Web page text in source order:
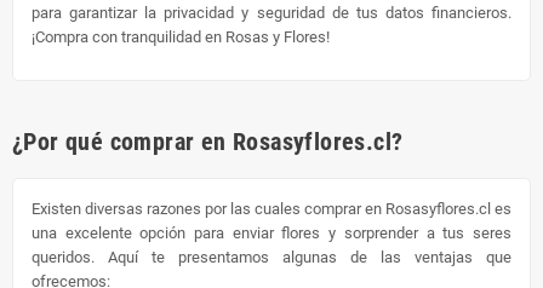
para garantizar la privacidad y seguridad de tus datos financieros.
¡Compra con tranquilidad en Rosas y Flores!
¿Por qué comprar en Rosasyflores.cl?
Existen diversas razones por las cuales comprar en Rosasyflores.cl es
una excelente opción para enviar flores y sorprender a tus seres
queridos. Aquí te presentamos algunas de las ventajas que
ofrecemos: